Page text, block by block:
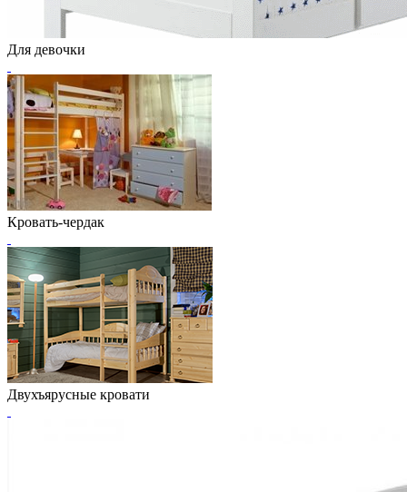
Для девочки
Кровать-чердак
Двухъярусные кровати